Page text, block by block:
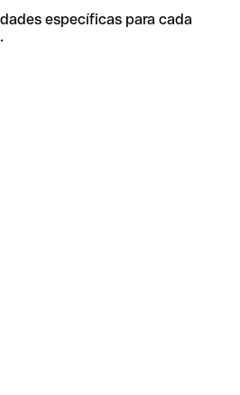
específicas para cada